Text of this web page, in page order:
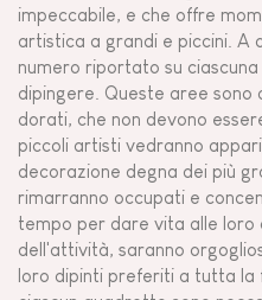
impeccabile, e che offre
artistica a grandi e piccini. A
numero riportato su
dipingere. Queste aree
dorati, che non devono
piccoli artisti vedranno
decorazione degna dei più
rimarranno occupati e
tempo per dare vita alle loro
dell'attività, saranno
loro dipinti preferiti a tutta la